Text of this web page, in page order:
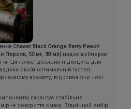
Chaser Black Orange Berry Peach
Персик, 50 мг, 30 мл) надає вейперам
Ця жижа ідеально підходить для
своїй оптимальній густоті,
аромату, відкриваючи нові
гарантує стабільне
розкриття смаку. Відмінний вибір